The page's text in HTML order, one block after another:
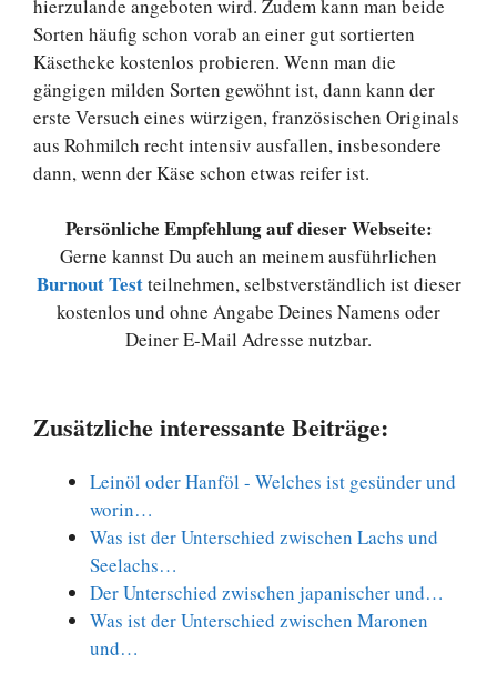
hierzulande angeboten wird. Zudem kann man beide
Sorten häufig schon vorab an einer gut sortierten
Käsetheke kostenlos probieren. Wenn man die
gängigen milden Sorten gewöhnt ist, dann kann der
erste Versuch eines würzigen, französischen Originals
aus Rohmilch recht intensiv ausfallen, insbesondere
dann, wenn der Käse schon etwas reifer ist.
Persönliche Empfehlung auf dieser Webseite:
Gerne kannst Du auch an meinem ausführlichen
Burnout Testteilnehmen, selbstverständlich ist dieser
kostenlos und ohne Angabe Deines Namens oder
Deiner E-Mail Adresse nutzbar.
Zusätzliche interessante Beiträge:
Leinöl oder Hanföl - Welches ist gesünder und
worin…
Was ist der Unterschied zwischen Lachs und
Seelachs…
Der Unterschied zwischen japanischer und…
Was ist der Unterschied zwischen Maronen
und…